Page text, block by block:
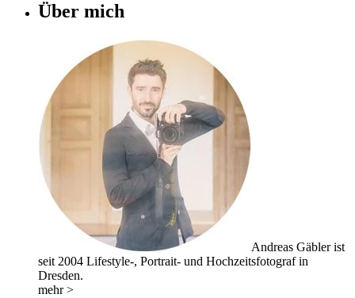
Über mich
Andreas Gäbler ist
seit 2004 Lifestyle-, Portrait- und Hochzeitsfotograf in
Dresden.
mehr >